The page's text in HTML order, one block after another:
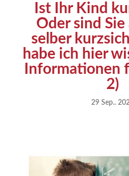
Ist Ihr Kind
Oder sind Sie
selber
habe ich hier
Informationen
2)
29 Sep..